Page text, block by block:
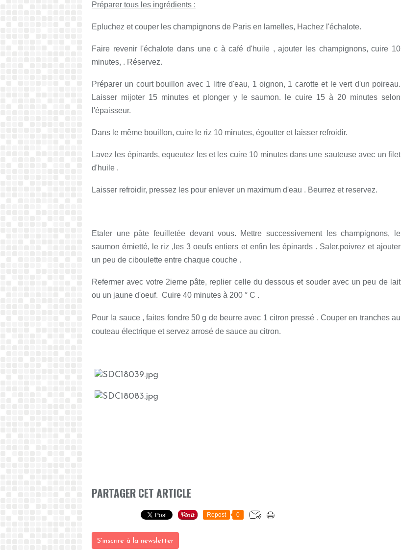
Préparer tous les ingrédients :
Epluchez et couper les champignons de Paris en lamelles, Hachez l'échalote.
Faire revenir l'échalote dans une c à café d'huile , ajouter les champignons, cuire 10
minutes, . Réservez.
Préparer un court bouillon avec 1 litre d'eau, 1 oignon, 1 carotte et le vert d'un poireau.
Laisser mijoter 15 minutes et plonger y le saumon. le cuire 15 à 20 minutes selon
l'épaisseur.
Dans le même bouillon, cuire le riz 10 minutes, égoutter et laisser refroidir.
Lavez les épinards, equeutez les et les cuire 10 minutes dans une sauteuse avec un filet
d'huile .
Laisser refroidir, pressez les pour enlever un maximum d'eau . Beurrez et reservez.
Etaler une pâte feuilletée devant vous. Mettre successivement les champignons, le
saumon émietté, le riz ,les 3 oeufs entiers et enfin les épinards . Saler,poivrez et ajouter
un peu de ciboulette entre chaque couche .
Refermer avec votre 2ieme pâte, replier celle du dessous et souder avec un peu de lait
ou un jaune d'oeuf. Cuire 40 minutes à 200 ° C .
Pour la sauce , faites fondre 50 g de beurre avec 1 citron pressé . Couper en tranches au
couteau électrique et servez arrosé de sauce au citron.
PARTAGER CET ARTICLE
Repost 0
S'inscrire à la newsletter